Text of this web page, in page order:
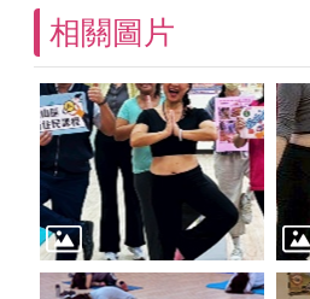
相關圖片